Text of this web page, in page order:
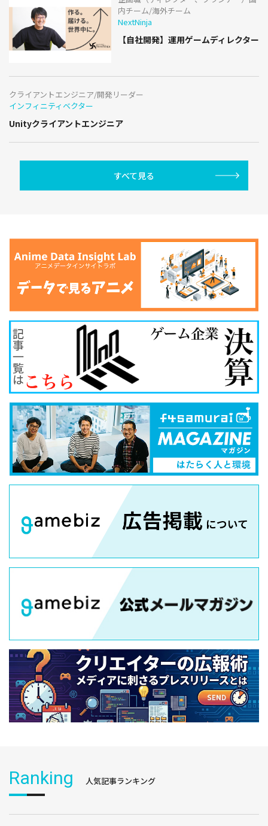
内チーム/海外チーム
NextNinja
【自社開発】運用ゲームディレクター
クライアントエンジニア/開発リーダー
インフィニティベクター
Unityクライアントエンジニア
すべて見る
Ranking 人気記事ランキング